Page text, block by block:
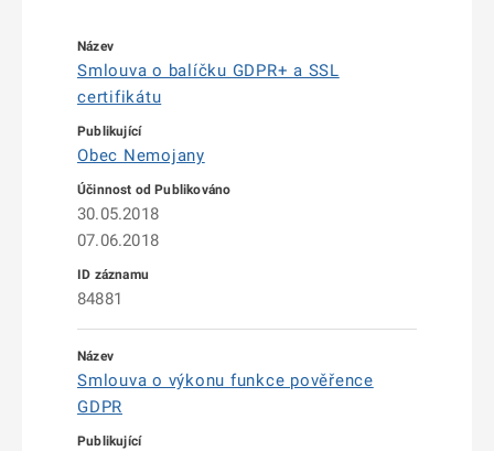
Smlouva o balíčku GDPR+ a SSL
certifikátu
Obec Nemojany
30.05.2018
07.06.2018
84881
Smlouva o výkonu funkce pověřence
GDPR